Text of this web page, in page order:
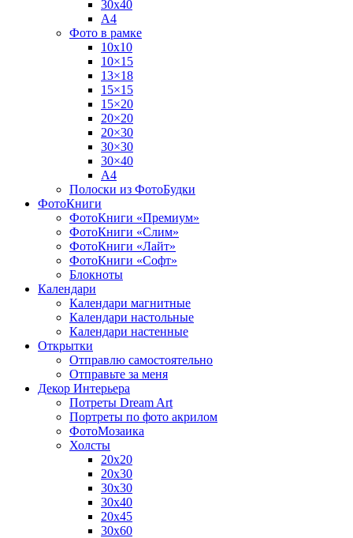
30х40
А4
Фото в рамке
10х10
10×15
13×18
15×15
15×20
20×20
20×30
30×30
30×40
A4
Полоски из ФотоБудки
ФотоКниги
ФотоКниги «Премиум»
ФотоКниги «Слим»
ФотоКниги «Лайт»
ФотоКниги «Софт»
Блокноты
Календари
Календари магнитные
Календари настольные
Календари настенные
Открытки
Отправлю самостоятельно
Отправьте за меня
Декор Интерьера
Потреты Dream Art
Портреты по фото акрилом
ФотоМозаика
Холсты
20х20
20х30
30х30
30х40
20х45
30х60